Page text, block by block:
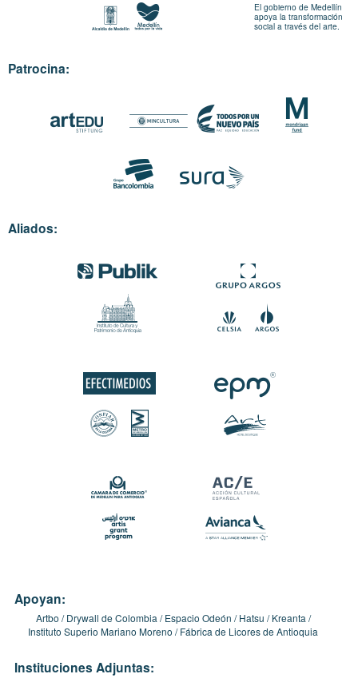
El gobierno de Medellín
apoya la transformación
social a través del arte.
Patrocina:
Aliados:
Apoyan:
Artbo Drywall de Colombia Espacio Odeón Hatsu
Kreanta
Instituto Superio Mariano Moreno
Fábrica de Licores de Antioquia
Instituciones Adjuntas: